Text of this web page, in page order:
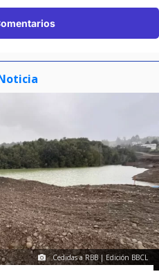
Cedidas a RBB | Edición BBCL